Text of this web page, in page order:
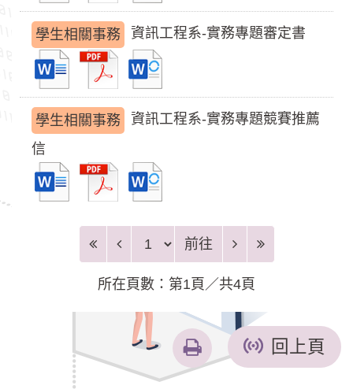
學生相關事務 資訊工程系-實務專題審定書
學生相關事務
資訊工程系-實務專題競賽推薦
信
前往頁 前往
所在頁數：第1頁／共4頁
友
善
回上頁